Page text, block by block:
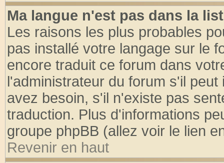
Ma langue n'est pas dans la
Les raisons les plus probables
pas installé votre langage sur le
encore traduit ce forum dans
l'administrateur du forum s'il
avez besoin, s'il n'existe pas
traduction. Plus d'informations
groupe phpBB (allez voir le lien
Revenir en haut